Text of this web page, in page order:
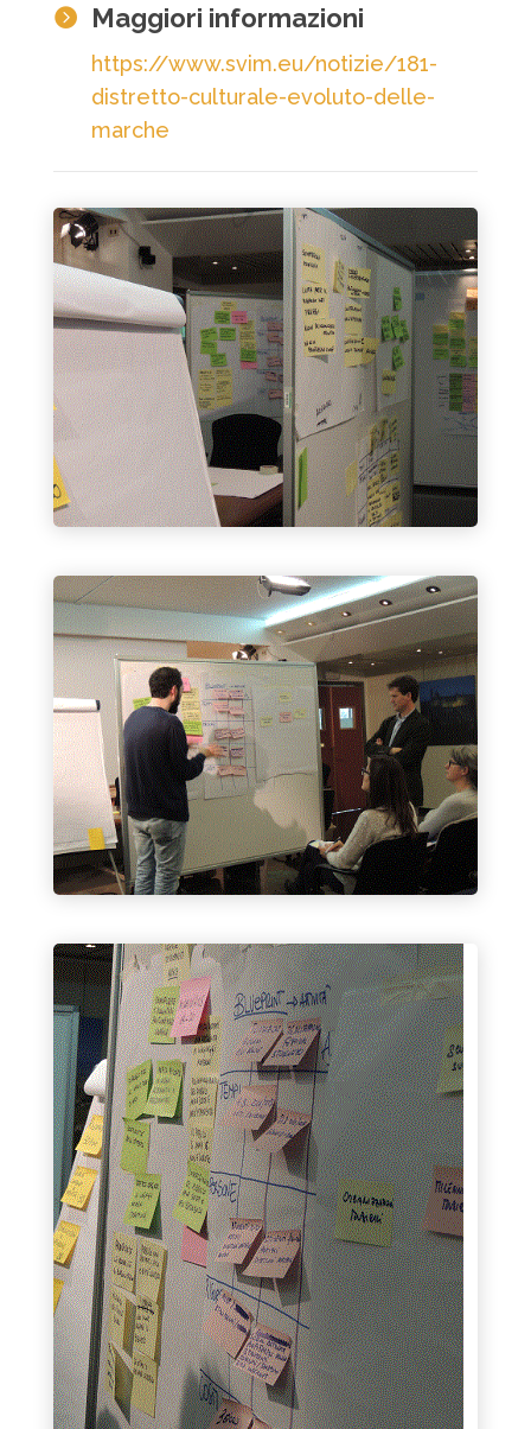
 Maggiori informazioni
https://www.svim.eu/notizie/181-
distretto-culturale-evoluto-delle-
marche